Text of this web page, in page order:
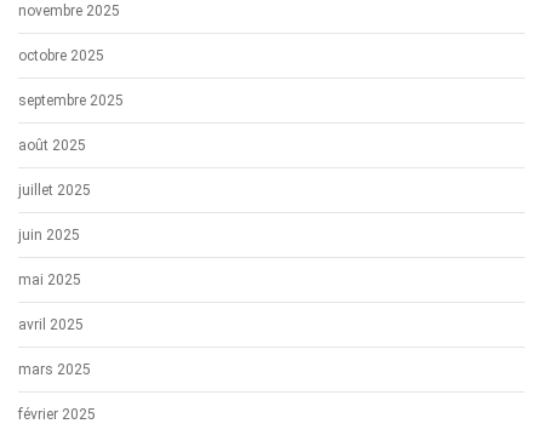
novembre 2025
octobre 2025
septembre 2025
août 2025
juillet 2025
juin 2025
mai 2025
avril 2025
mars 2025
février 2025